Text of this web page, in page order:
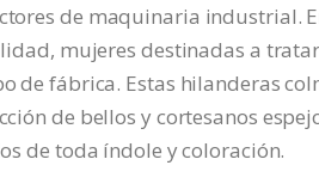
de maquinaria industrial.
mujeres destinadas a
de fábrica. Estas hilanderas
de bellos y cortesanos
de toda índole y coloración.